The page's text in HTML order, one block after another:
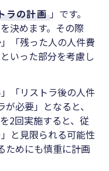
ラの計画 」です。
決めます。その際
「残った人の人件費
いった部分を考慮し
「リストラ後の人件
が必要」となると、
2回実施すると、従
と見限られる可能性
ためにも慎重に計画